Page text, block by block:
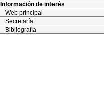
Información de interés
Web principal
Secretaría
Bibliografía